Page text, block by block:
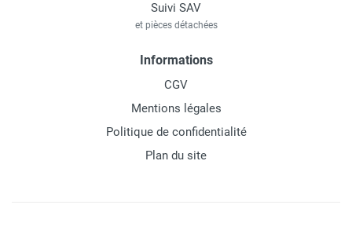
Suivi SAV
et pièces détachées
Informations
CGV
Mentions légales
Politique de confidentialité
Plan du site